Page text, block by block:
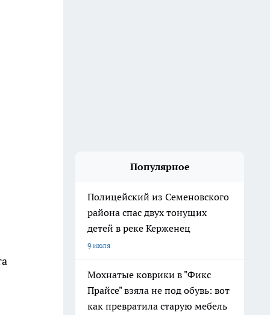
Популярное
Полицейский из Семеновского
района спас двух тонущих
детей в реке Керженец
9 июля
Мохнатые коврики в "Фикс
Прайсе" взяла не под обувь: вот
как превратила старую мебель